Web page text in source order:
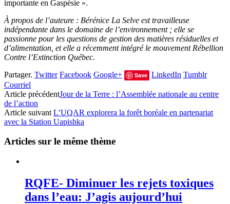
importante en Gaspésie ».
À propos de l’auteure : Bérénice La Selve est travailleuse
indépendante dans le domaine de l’environnement ; elle se
passionne pour les questions de gestion des matières résiduelles et
d’alimentation, et elle a récemment intégré le mouvement Rébellion
Contre l’Extinction Québec.
Partager. Twitter Facebook Google+ Save LinkedIn Tumblr
Courriel
Article précédentJour de la Terre : l’Assemblée nationale au centre
de l’action
Article suivant L’UQAR explorera la forêt boréale en partenariat
avec la Station Uapishka
Articles sur le même thème
RQFE- Diminuer les rejets toxiques
dans l’eau: J’agis aujourd’hui